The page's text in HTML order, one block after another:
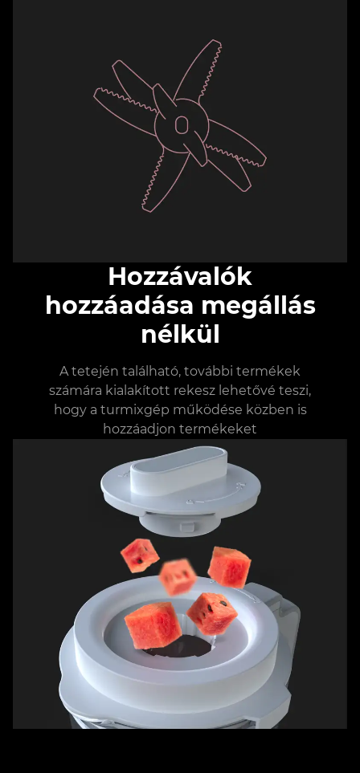
Hozzávalók
hozzáadása megállás
nélkül
A tetején található, további termékek
számára kialakított rekesz lehetővé teszi,
hogy a turmixgép működése közben is
hozzáadjon termékeket